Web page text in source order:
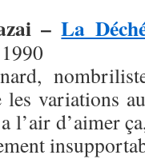
–La
les variations
l’air d’aimer